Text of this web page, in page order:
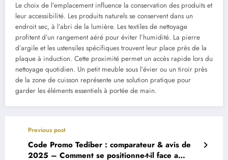
Le choix de l’emplacement influence la conservation des produits et
leur accessibilité. Les produits naturels se conservent dans un
endroit sec, à l’abri de la lumière. Les textiles de nettoyage
profitent d’un rangement aéré pour éviter l’humidité. La pierre
d’argile et les ustensiles spécifiques trouvent leur place près de la
plaque à induction. Cette proximité permet un accès rapide lors du
nettoyage quotidien. Un petit meuble sous l’évier ou un tiroir près
de la zone de cuisson représente une solution pratique pour
garder les éléments essentiels à portée de main.
Previous post
Code Promo Tediber : comparateur & avis de
2025 – Comment se positionne-t-il face a